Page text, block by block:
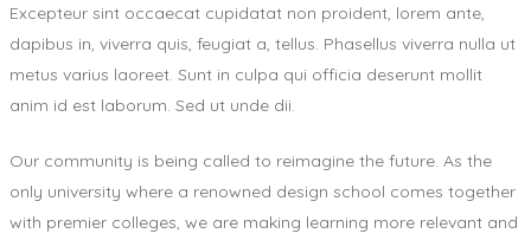
Excepteur sint occaecat cupidatat non proident, lorem ante,
dapibus in, viverra quis, feugiat a, tellus. Phasellus viverra nulla ut
metus varius laoreet. Sunt in culpa qui officia deserunt mollit
anim id est laborum. Sed ut unde dii.
Our community is being called to reimagine the future. As the
only university where a renowned design school comes together
with premier colleges, we are making learning more relevant and